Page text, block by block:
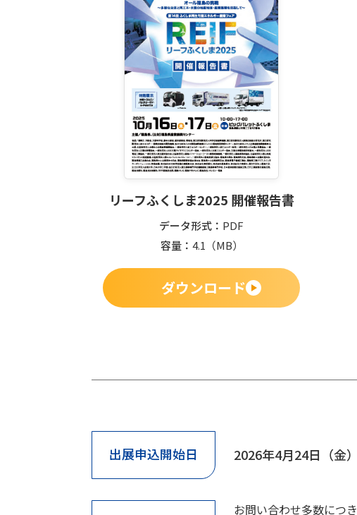
リーフふくしま2025 開催報告書
データ形式
PDF
容量
4.1 （MB）
ダウンロード
出展申込開始日 2026年4月24日（金
お問い合わせ多数につ